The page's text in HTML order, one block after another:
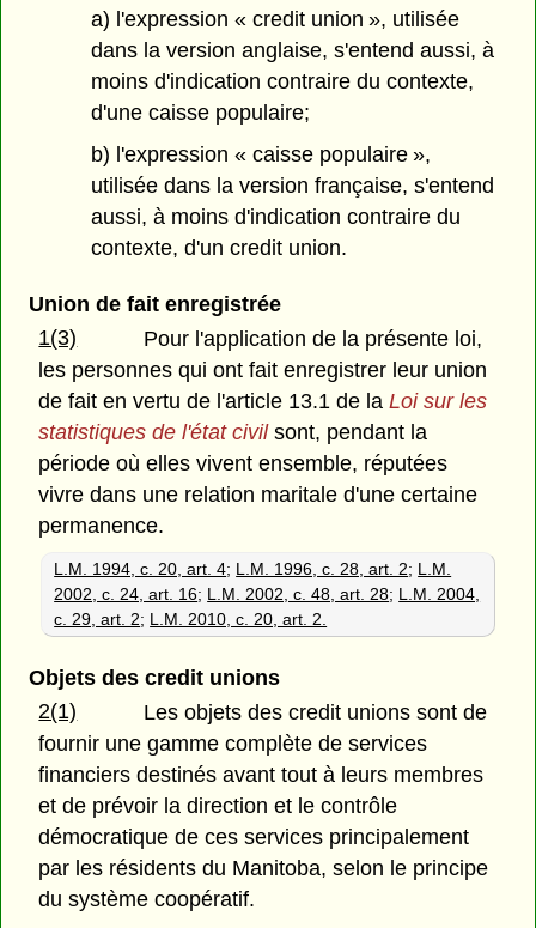
a) l'expression « credit union », utilisée
dans la version anglaise, s'entend aussi, à
moins d'indication contraire du contexte,
d'une caisse populaire;
b) l'expression « caisse populaire »,
utilisée dans la version française, s'entend
aussi, à moins d'indication contraire du
contexte, d'un credit union.
Union de fait enregistrée
1(3)
Pour l'application de la présente loi,
les personnes qui ont fait enregistrer leur union
de fait en vertu de l'article 13.1 de laLoi sur les
statistiques de l'état civilsont, pendant la
période où elles vivent ensemble, réputées
vivre dans une relation maritale d'une certaine
permanence.
L.M. 1994, c. 20, art. 4; L.M. 1996, c. 28, art. 2; L.M.
2002, c. 24, art. 16; L.M. 2002, c. 48, art. 28; L.M. 2004,
c. 29, art. 2; L.M. 2010, c. 20, art. 2.
Objets des credit unions
2(1)
Les objets des credit unions sont de
fournir une gamme complète de services
financiers destinés avant tout à leurs membres
et de prévoir la direction et le contrôle
démocratique de ces services principalement
par les résidents du Manitoba, selon le principe
du système coopératif.